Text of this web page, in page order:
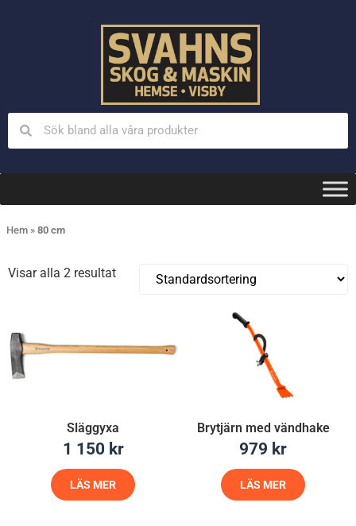
Hem » 80 cm
Visar alla 2 resultat
Släggyxa
1 150 kr
LÄS MER
Brytjärn med vändhake
979 kr
LÄS MER